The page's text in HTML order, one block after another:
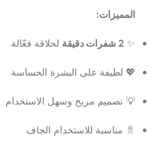
المميزات:
✨ 2 شفرات دقيقة لحلاقة فعّالة
💖 لطيفة على البشرة الحساسة
💡 تصميم مريح وسهل الاستخدام
🚿 مناسبة للاستخدام الجاف